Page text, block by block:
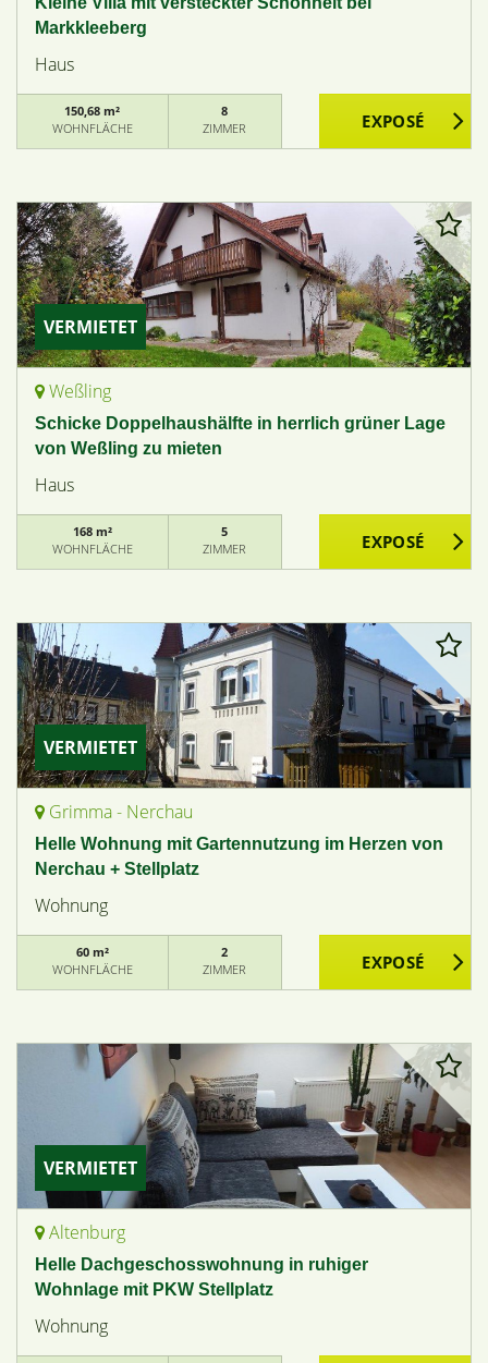
Markkleeberg
Haus
150,68 m²
WOHNFLÄCHE
8
ZIMMER
VERMIETET
Weßling
Schicke Doppelhaushälfte in herrlich grüner Lage
von Weßling zu mieten
Haus
168 m²
WOHNFLÄCHE
5
ZIMMER
VERMIETET
Grimma - Nerchau
Helle Wohnung mit Gartennutzung im Herzen von
Nerchau + Stellplatz
Wohnung
60 m²
WOHNFLÄCHE
2
ZIMMER
VERMIETET
Altenburg
Helle Dachgeschosswohnung in ruhiger
Wohnlage mit PKW Stellplatz
Wohnung